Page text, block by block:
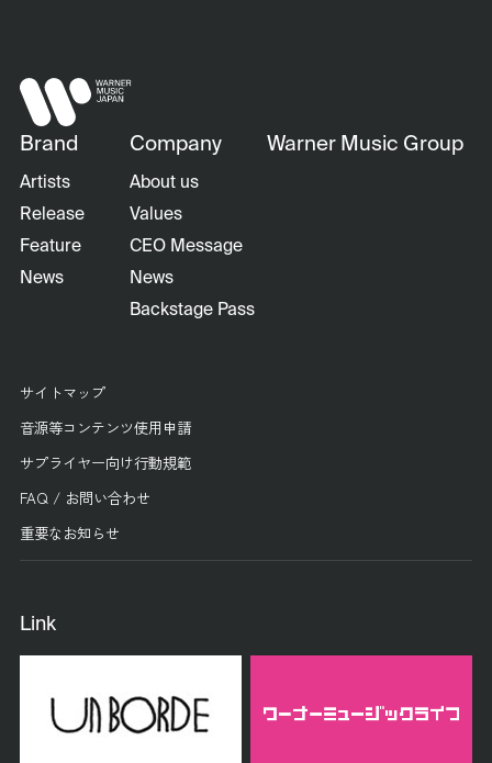
Brand
Artists
Release
Feature
News
Company
About us
Values
CEO Message
News
Backstage Pass
Warner Music Group
サイトマップ
音源等コンテンツ使用申請
サプライヤー向け行動規範
FAQ / お問い合わせ
重要なお知らせ
Link